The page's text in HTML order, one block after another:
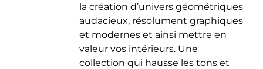
la création d’univers géométriques
audacieux, résolument graphiques
et modernes et ainsi mettre en
valeur vos intérieurs. Une
collection qui hausse les tons et